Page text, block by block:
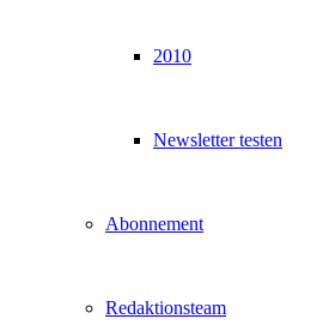
2010
Newsletter testen
Abonnement
Redaktionsteam